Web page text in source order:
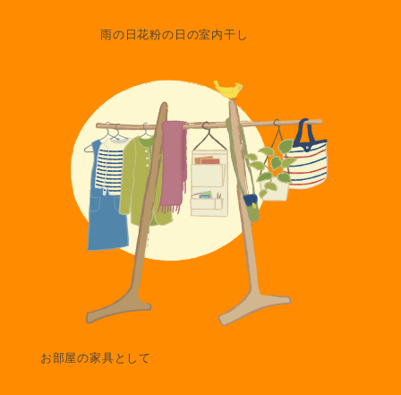
雨の日花粉の日の室内干し
お部屋の家具として